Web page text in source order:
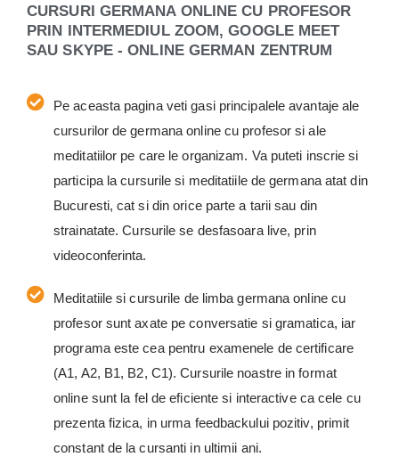
CURSURI GERMANA ONLINE CU PROFESOR
PRIN INTERMEDIUL ZOOM, GOOGLE MEET
SAU SKYPE - ONLINE GERMAN ZENTRUM
Pe aceasta pagina veti gasi principalele avantaje ale
cursurilor de germana online cu profesor si ale
meditatiilor pe care le organizam. Va puteti inscrie si
participa la cursurile si meditatiile de germana atat din
Bucuresti, cat si din orice parte a tarii sau din
strainatate. Cursurile se desfasoara live, prin
videoconferinta.
Meditatiile si cursurile de limba germana online cu
profesor sunt axate pe conversatie si gramatica, iar
programa este cea pentru examenele de certificare
(A1, A2, B1, B2, C1). Cursurile noastre in format
online sunt la fel de eficiente si interactive ca cele cu
prezenta fizica, in urma feedbackului pozitiv, primit
constant de la cursanti in ultimii ani.